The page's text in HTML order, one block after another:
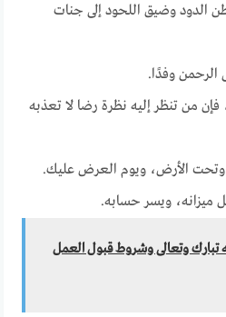
الدود وضيق اللحود إلى جنات
الرحمن وفدًا.
فإن من تنظر إليه نظرة رضا لا تعذبه
وتحت الأرض، ويوم العرض عليك.
ميزانه، ويسر حسابه.
تبارك وتعالى وشروط قبول العمل